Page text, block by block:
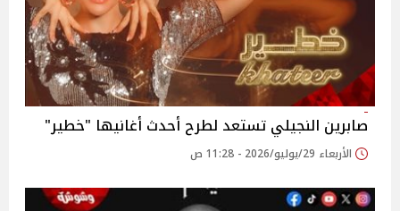
صابرين النجيلي تستعد لطرح أحدث أغانيها "خطير"
الأربعاء 29/يوليو/2026 - 11:28 ص